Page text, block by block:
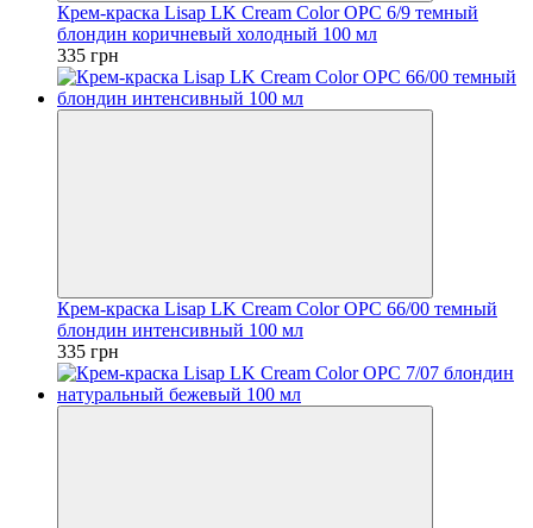
Крем-краска Lisap LK Cream Color OPC 6/9 темный
блондин коричневый холодный 100 мл
335 грн
Крем-краска Lisap LK Cream Color OPC 66/00 темный
блондин интенсивный 100 мл
335 грн